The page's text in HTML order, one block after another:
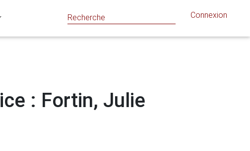
Connexion
: Fortin, Julie